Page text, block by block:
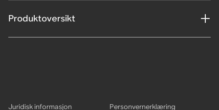
Produktoversikt
Juridisk informasjon Personvernerklæring